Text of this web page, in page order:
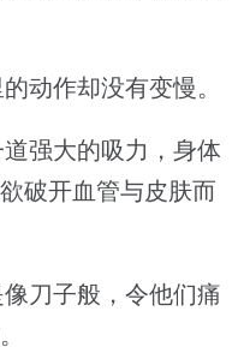
动作却没有变慢。
强大的吸力，身体
破开血管与皮肤而
刀子般，令他们痛